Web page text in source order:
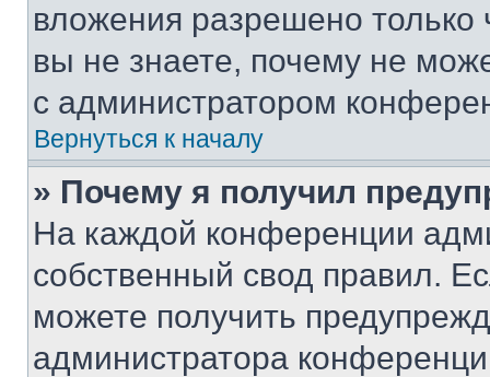
вложения разрешено
вы не знаете, почему не
с администратором
Вернуться к началу
» Почему я получил
На каждой конференции
собственный свод правил.
можете получить
администратора